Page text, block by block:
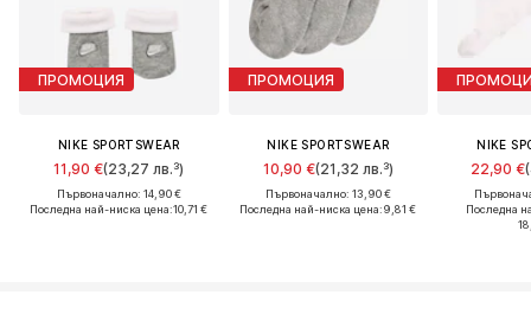
ПРОМОЦИЯ
NIKE SPORTSWEAR
11,90 €(23,27 лв.³)
Първоначално: 14,90 €
Последна най-ниска цена:10,71 €
ПРОМОЦИЯ
NIKE SPORTSWEAR
10,90 €(21,32 лв.³)
Първоначално: 13,90 €
Последна най-ниска цена:9,81 €
NIKE
22,90 €
Последна